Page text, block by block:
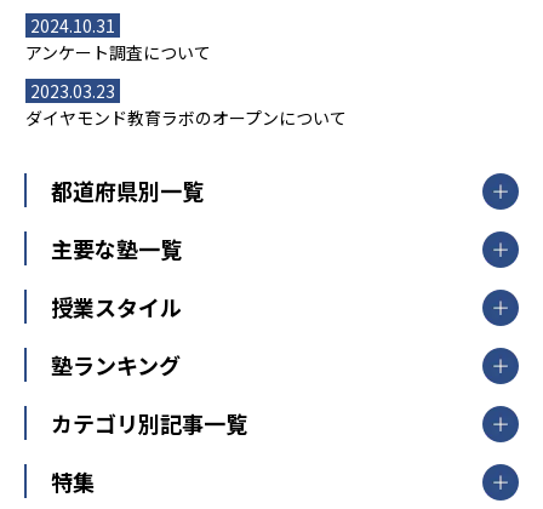
2024.10.31
アンケート調査について
2023.03.23
ダイヤモンド教育ラボのオープンについて
都道府県別一覧
北海道・東北
山形県
福島県
関東
東京都
神奈川県
茨城県
栃木県
群馬県
新潟県
主要な塾一覧
【掲載塾一覧を見る】
東京個別指導学院
明光義塾
個別教室のトライ
授業スタイル
個別指導
オンライン指導
塾ランキング
中学受験ランキング
カテゴリ別記事一覧
中学受験
特集